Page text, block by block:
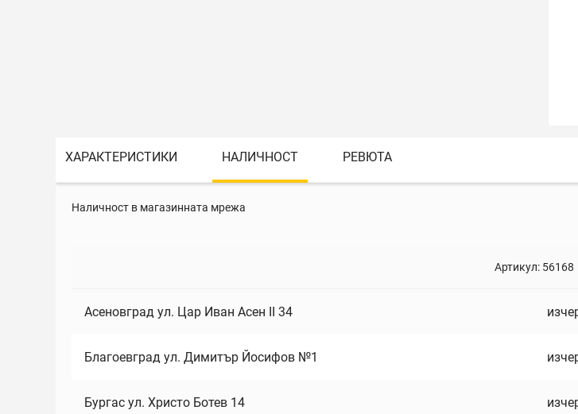
ХАРАКТЕРИСТИКИ НАЛИЧНОСТ РЕВЮТА
Наличност в магазинната мрежа
Артикул: 56168
Асеновград ул. Цар Иван Асен II 34
Благоевград ул. Димитър Йосифов №1
Бургас ул. Христо Ботев 14